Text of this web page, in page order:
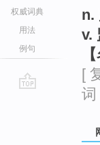
权威词典
用法
例句
n.
v.
[
词